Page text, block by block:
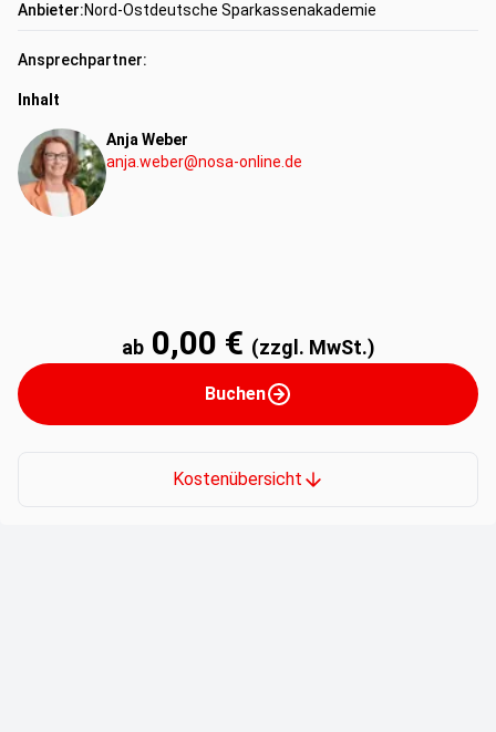
Anbieter:Nord-Ostdeutsche Sparkassenakademie
Ansprechpartner:
Inhalt
Anja Weber
anja.weber@nosa-online.de
ab 0,00 € (zzgl. MwSt.)
Buchen
Kostenübersicht